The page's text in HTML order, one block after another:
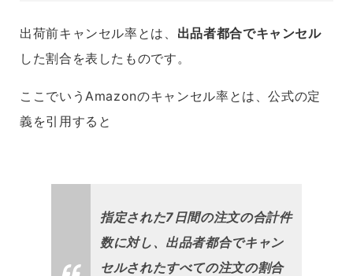
出荷前キャンセル率とは、 出品者都合でキャンセル
した割合を表したものです。
ここでいうAmazonのキャンセル率とは、公式の定
義を引用すると
指定された7日間の注文の合計件
数に対し、出品者都合でキャン
セルされたすべての注文の割合